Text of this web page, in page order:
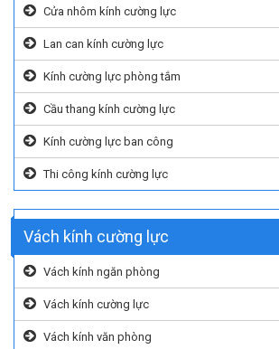
Cửa nhôm kính cường lực
Lan can kính cường lực
Kính cường lực phòng tắm
Cầu thang kính cường lực
Kính cường lực ban công
Thi công kính cường lực
Vách kính cường lực
Vách kính ngăn phòng
Vách kính cường lực
Vách kính văn phòng